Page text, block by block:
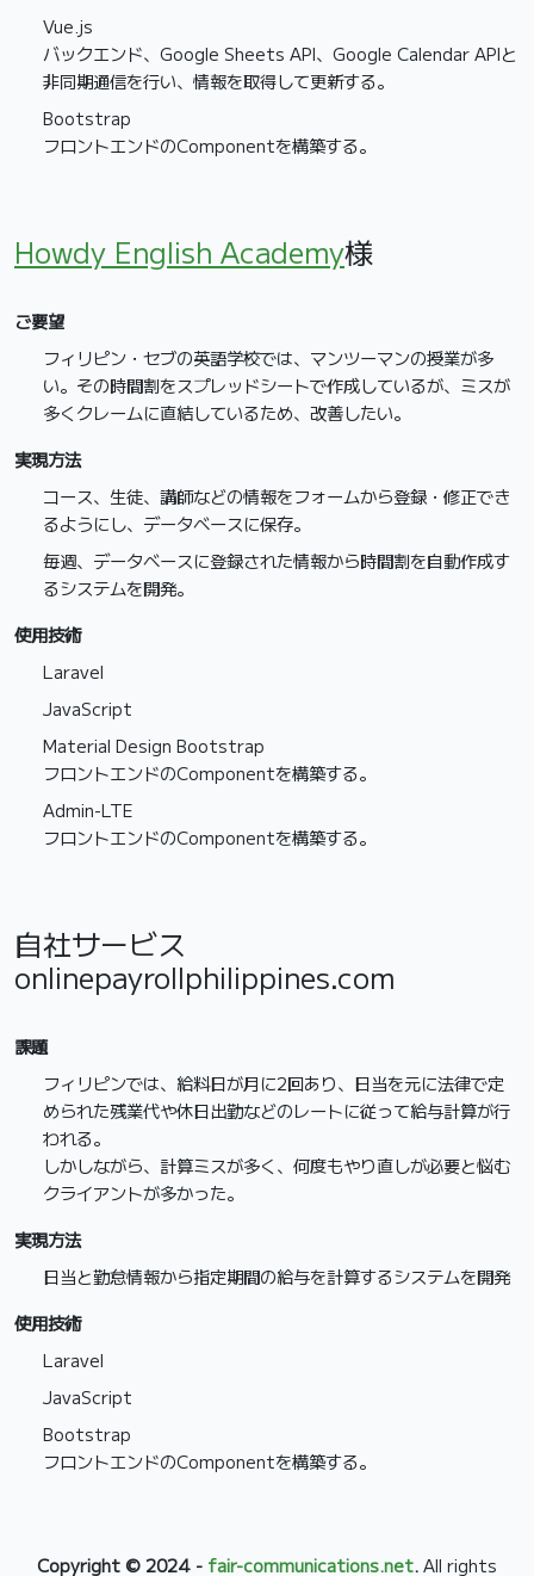
Vue.js
バックエンド、Google Sheets API、Google Calendar APIと
非同期通信を行い、情報を取得して更新する。
Bootstrap
フロントエンドのComponentを構築する。
Howdy English Academy様
ご要望
フィリピン・セブの英語学校では、マンツーマンの授業が多
い。その時間割をスプレッドシートで作成しているが、ミスが
多くクレームに直結しているため、改善したい。
実現方法
コース、生徒、講師などの情報をフォームから登録・修正でき
るようにし、データベースに保存。
毎週、データベースに登録された情報から時間割を自動作成す
るシステムを開発。
使用技術
Laravel
JavaScript
Material Design Bootstrap
フロントエンドのComponentを構築する。
Admin-LTE
フロントエンドのComponentを構築する。
自社サービス
onlinepayrollphilippines.com
課題
フィリピンでは、給料日が月に2回あり、日当を元に法律で定
められた残業代や休日出勤などのレートに従って給与計算が行
われる。
しかしながら、計算ミスが多く、何度もやり直しが必要と悩む
クライアントが多かった。
実現方法
日当と勤怠情報から指定期間の給与を計算するシステムを開発
使用技術
Laravel
JavaScript
Bootstrap
フロントエンドのComponentを構築する。
Copyright © 2024 - fair-communications.net.All rights